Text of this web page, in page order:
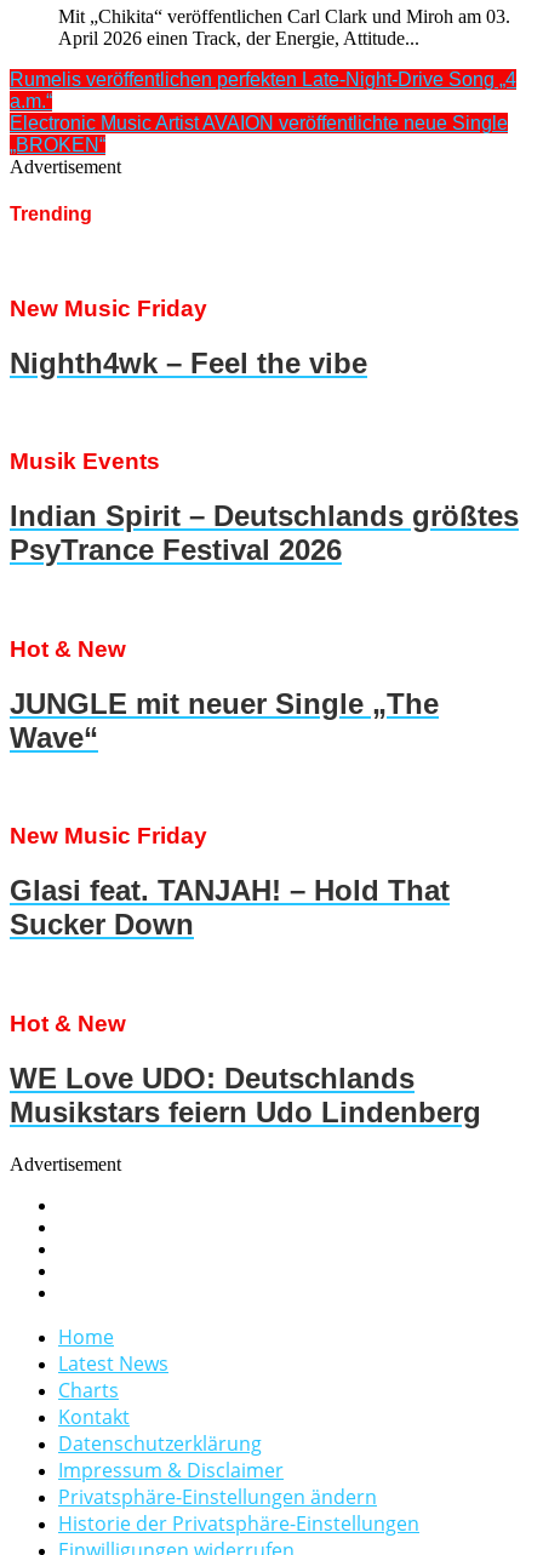
Mit „Chikita“ veröffentlichen Carl Clark und Miroh am 03.
April 2026 einen Track, der Energie, Attitude...
Rumelis veröffentlichen perfekten Late-Night-Drive Song „4
a.m.“
Electronic Music Artist AVAION veröffentlichte neue Single
„BROKEN“
Advertisement
Trending
New Music Friday
Nighth4wk – Feel the vibe
Musik Events
Indian Spirit – Deutschlands größtes
PsyTrance Festival 2026
Hot & New
JUNGLE mit neuer Single „The
Wave“
New Music Friday
Glasi feat. TANJAH! – Hold That
Sucker Down
Hot & New
WE Love UDO: Deutschlands
Musikstars feiern Udo Lindenberg
Advertisement
Home
Latest News
Charts
Kontakt
Datenschutzerklärung
Impressum & Disclaimer
Privatsphäre-Einstellungen ändern
Historie der Privatsphäre-Einstellungen